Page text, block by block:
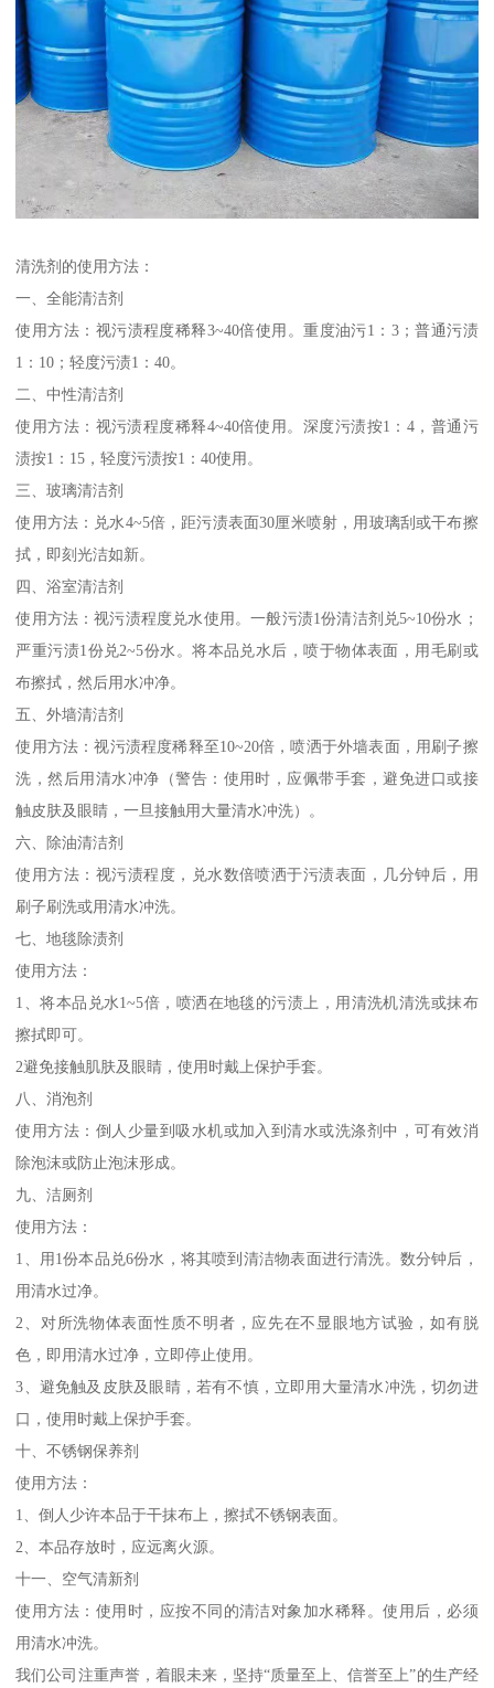
清洗剂的使用方法：
一、全能清洁剂
使用方法：视污渍程度稀释3~40倍使用。重度油污1：3；普通污渍
1：10；轻度污渍1：40。
二、中性清洁剂
使用方法：视污渍程度稀释4~40倍使用。深度污渍按1：4，普通污
渍按1：15，轻度污渍按1：40使用。
三、玻璃清洁剂
使用方法：兑水4~5倍，距污渍表面30厘米喷射，用玻璃刮或干布擦
拭，即刻光洁如新。
四、浴室清洁剂
使用方法：视污渍程度兑水使用。一般污渍1份清洁剂兑5~10份水；
严重污渍1份兑2~5份水。将本品兑水后，喷于物体表面，用毛刷或
布擦拭，然后用水冲净。
五、外墙清洁剂
使用方法：视污渍程度稀释至10~20倍，喷洒于外墙表面，用刷子擦
洗，然后用清水冲净（警告：使用时，应佩带手套，避免进口或接
触皮肤及眼睛，一旦接触用大量清水冲洗）。
六、除油清洁剂
使用方法：视污渍程度，兑水数倍喷洒于污渍表面，几分钟后，用
刷子刷洗或用清水冲洗。
七、地毯除渍剂
使用方法：
1、将本品兑水1~5倍，喷洒在地毯的污渍上，用清洗机清洗或抹布
擦拭即可。
2避免接触肌肤及眼睛，使用时戴上保护手套。
八、消泡剂
使用方法：倒人少量到吸水机或加入到清水或洗涤剂中，可有效消
除泡沫或防止泡沫形成。
九、洁厕剂
使用方法：
1、用1份本品兑6份水，将其喷到清洁物表面进行清洗。数分钟后，
用清水过净。
2、对所洗物体表面性质不明者，应先在不显眼地方试验，如有脱
色，即用清水过净，立即停止使用。
3、避免触及皮肤及眼睛，若有不慎，立即用大量清水冲洗，切勿进
口，使用时戴上保护手套。
十、不锈钢保养剂
使用方法：
1、倒人少许本品于干抹布上，擦拭不锈钢表面。
2、本品存放时，应远离火源。
十一、空气清新剂
使用方法：使用时，应按不同的清洁对象加水稀释。使用后，必须
用清水冲洗。
我们公司注重声誉，着眼未来，坚持“质量至上、信誉至上”的生产经